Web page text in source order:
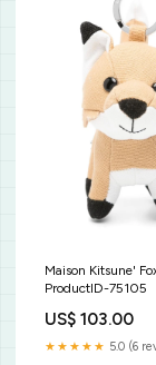
Maison Kitsune'
ProductID-75105
US$ 103.00
★★★★★ 5.0 (6